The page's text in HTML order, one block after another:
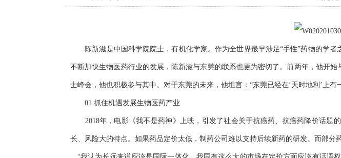
陈新滋是中国科学院院士，有机化学家。作为全世界最早涉足“手性”药物的学者
不断加快生物医药行业的发展，陈新滋与东莞的联系也更为密切了。前两年，他开
士峰会，他也积极参与其中。对于东莞的未来，他坦言：“东莞已经在‘天时地利’上
01 抓住机遇发展生物医药产业
2018年，电影《我不是药神》上映，引发了社会关于抗癌药、抗癌药降价话题
长、风险大的特点。如果药品定价太低，制药公司难以支持后续新药的研发。而部分